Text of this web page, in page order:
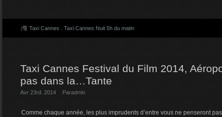
Taxi Cannes . Taxi Cannes Nuit 5h du matin
Taxi Cannes Festival du Film 2014,
pas dans la…Tante
Avr 23rd. 2014 Paradmin
Comme chaque année, les plus imprudents d’entre vous ne penseront